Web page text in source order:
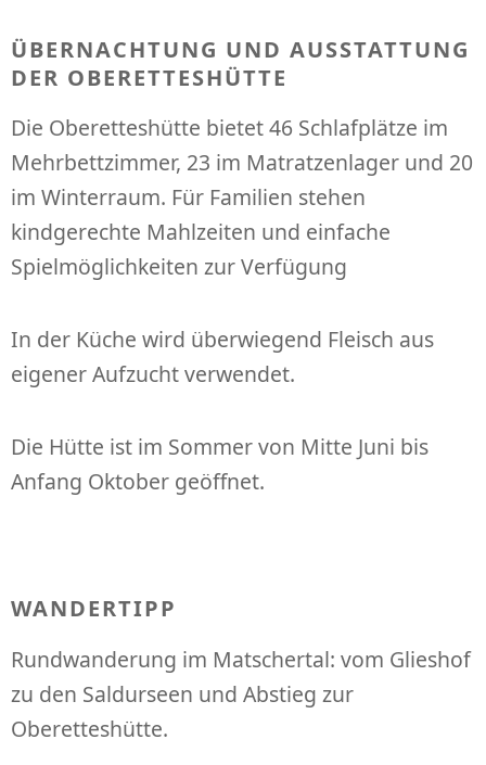
ÜBERNACHTUNG UND AUSSTATTUNG
DER OBERETTESHÜTTE
Die Oberetteshütte bietet 46 Schlafplätze im
Mehrbettzimmer, 23 im Matratzenlager und 20
im Winterraum. Für Familien stehen
kindgerechte Mahlzeiten und einfache
Spielmöglichkeiten zur Verfügung
In der Küche wird überwiegend Fleisch aus
eigener Aufzucht verwendet.
Die Hütte ist im Sommer von Mitte Juni bis
Anfang Oktober geöffnet.
WANDERTIPP
Rundwanderung im Matschertal: vom Glieshof
zu den Saldurseen und Abstieg zur
Oberetteshütte.